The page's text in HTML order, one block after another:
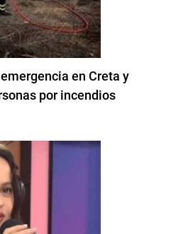
en Creta y
por incendios